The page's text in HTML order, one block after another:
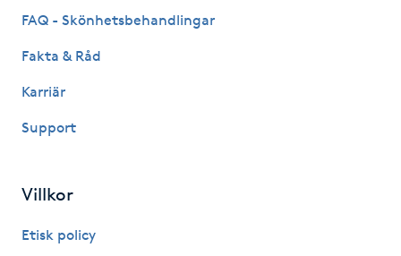
Huduppstramning
Hudvård
FAQ - Skönhetsbehandlingar
Fakta & Råd
Karriär
Support
Villkor
Etisk policy